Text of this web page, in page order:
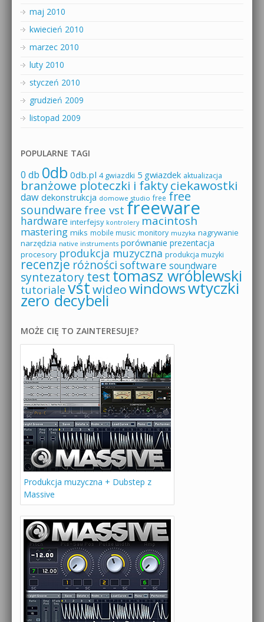
maj 2010
kwiecień 2010
marzec 2010
luty 2010
styczeń 2010
grudzień 2009
listopad 2009
POPULARNE TAGI
0 db 0db 0db.pl 4 gwiazdki 5 gwiazdek aktualizacja
branżowe ploteczki i faktyciekawostki
daw dekonstrukcja domowe studio free free
soundware free vst freeware
hardware interfejsy kontrolery macintosh
mastering miks mobile music monitory muzyka nagrywanie
narzędzia native instruments porównanie prezentacja
procesory produkcja muzyczna produkcja muzyki
recenzje różności software soundware
syntezatorytesttomasz wróblewski
tutoriale vstwideowindowswtyczki
zero decybeli
MOŻE CIĘ TO ZAINTERESUJE?
Produkcja muzyczna + Dubstep z
Massive